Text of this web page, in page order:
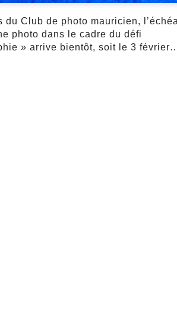
du Club de photo mauricien,
photo dans le cadre du défi
» arrive bientôt, soit le 3